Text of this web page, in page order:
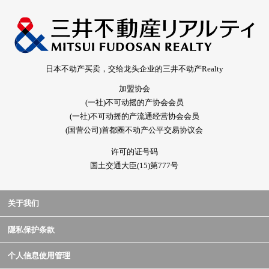
日本不动产买卖，交给龙头企业的三井不动产Realty
加盟协会
(一社)不可动摇的产协会会员
(一社)不可动摇的产流通经营协会会员
(国营公司)首都圈不动产公平交易协议会
许可的证号码
国土交通大臣(15)第777号
关于我们
隱私保护条款
个人信息使用管理